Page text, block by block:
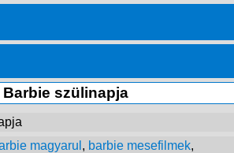
Barbie szülinapja
magyarul , barbie mesefilmek,